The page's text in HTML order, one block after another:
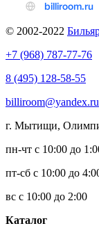
© 2002-2022
+7 (968) 787-77-76
8 (495) 128-58-55
billiroom@yandex.ru
г. Мытищи,
пн-чт с 10:00 до
пт-сб с 10:00 до
вс с 10:00 до 2:00
Каталог